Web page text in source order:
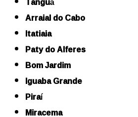
Arraial do Cabo
Itatiaia
Paty do Alferes
Bom Jardim
Iguaba Grande
Piraí
Miracema